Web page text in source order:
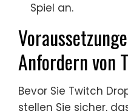
Spiel an.
Anfordern von
Bevor Sie Twitch
stellen Sie sicher,